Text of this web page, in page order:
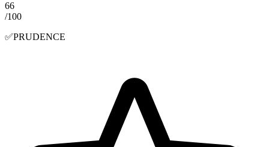
66
/100
✅PRUDENCE